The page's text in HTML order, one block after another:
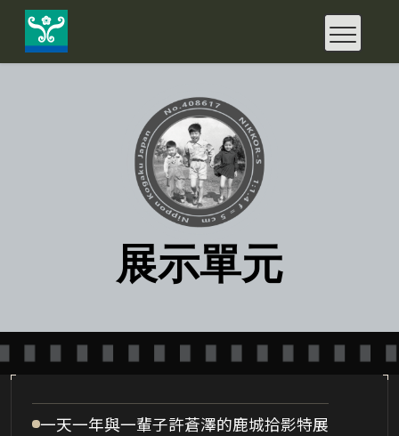
定
中
央
內
容
展示單元
:::
一天一年與一輩子許蒼澤的鹿城拾影特展